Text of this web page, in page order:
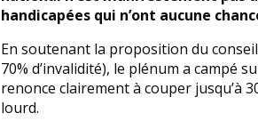
handicapées qui n’ont aucune
En soutenant la proposition du
70% d’invalidité), le plénum a campé
renonce clairement à couper jusqu’à
lourd.